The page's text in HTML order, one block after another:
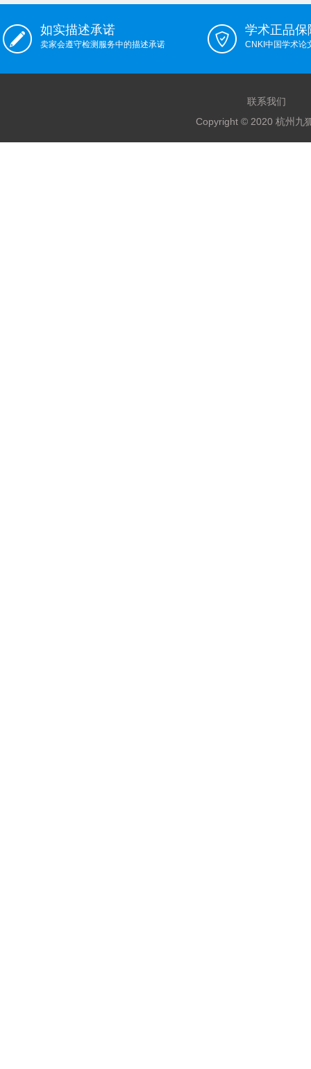
如实描述承诺
卖家会遵守检测服务中的描述承诺
学术正品保
CNKI中国学术论
联系我们
Copyright © 2020 杭州九